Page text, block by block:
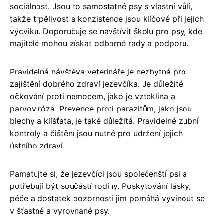
sociálnost. Jsou to samostatné psy s vlastní vůlí,
takže trpělivost a konzistence jsou klíčové při jejich
výcviku. Doporučuje se navštívit školu pro psy, kde
majitelé mohou získat odborné rady a podporu.
Pravidelná návštěva veterináře je nezbytná pro
zajištění dobrého zdraví jezevčíka. Je důležité
očkování proti nemocem, jako je vzteklina a
parvoviróza. Prevence proti parazitům, jako jsou
blechy a klíšťata, je také důležitá. Pravidelné zubní
kontroly a čištění jsou nutné pro udržení jejich
ústního zdraví.
Pamatujte si, že jezevčíci jsou společenští psi a
potřebují být součástí rodiny. Poskytování lásky,
péče a dostatek pozornosti jim pomáhá vyvinout se
v šťastné a vyrovnané psy.